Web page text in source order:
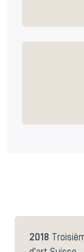
2018